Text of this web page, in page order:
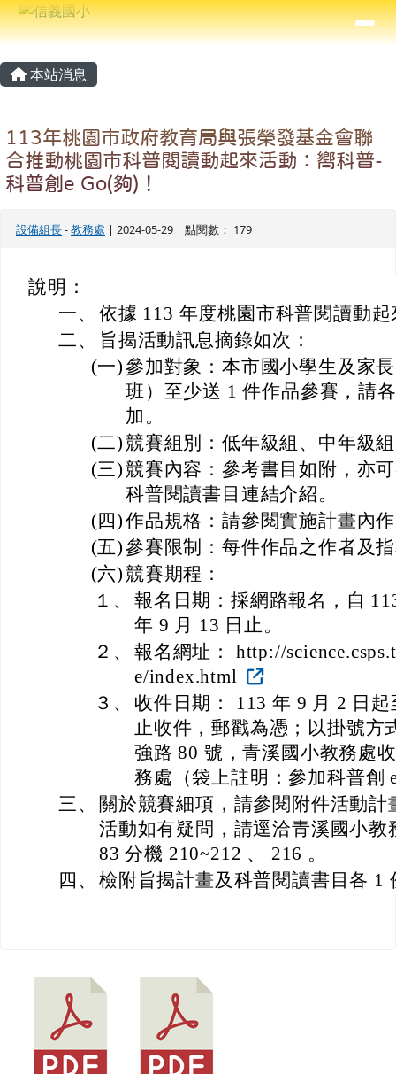
跳至主內容區
信義國小
⏸
導覽列
主內容區域
本站消息
113年桃園市政府教育局與張榮發基金會聯
合推動桃園市科普閱讀動起來活動：嚮科普-
科普創e Go(夠)！
設備組長-教務處 | 2024-05-29 | 點閱數： 179
說明：
一、 依據 113 年度桃園市科普閱讀動
二、
旨揭活動訊息摘錄如次：
(一)參加對象：本市國小學生及家
班）至少送 1 件作品參賽，請
加。
(二)競賽組別：低年級組、中年級
(三)競賽內容：參考書目如附，亦
科普閱讀書目連結介紹。
(四)作品規格：請參閱實施計畫內
(五)參賽限制：每件作品之作者及
(六)競賽期程：
１、 報名日期：採網路報名，自
年 9 月 13 日止。
２、 報名網址： http://
e/index.html
３、
收件日期： 113 年 9 月 2 日
止收件，郵戳為憑；以掛號方
強路 80 號，青溪國小教務處
務處（袋上註明：參加科普創
三、
關於競賽細項，請參閱附件活動
活動如有疑問，請逕洽青溪國小教
83 分機 210~212 、 216 。
四、 檢附旨揭計畫及科普閱讀書目各 1
頁尾區域